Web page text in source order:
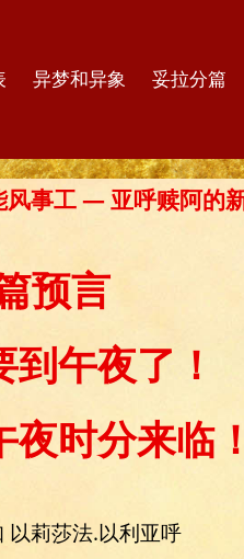
异梦和异象 妥拉分篇
事工 — 亚呼赎阿的
预言
午夜了！
夜时分来临
以莉莎法.以利亚呼